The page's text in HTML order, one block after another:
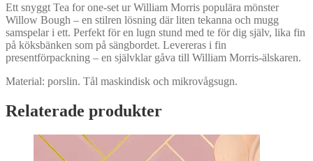
Ett snyggt Tea for one-set ur William Morris populära mönster
Willow Bough – en stilren lösning där liten tekanna och mugg
samspelar i ett. Perfekt för en lugn stund med te för dig själv, lika fin
på köksbänken som på sängbordet. Levereras i fin
presentförpackning – en självklar gåva till William Morris-älskaren.
Material: porslin. Tål maskindisk och mikrovågsugn.
Relaterade produkter